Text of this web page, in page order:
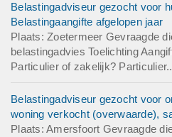
Belastingadviseur gezocht voor
Belastingaangifte afgelopen jaar
Plaats: Zoetermeer Gevraagde
belastingadvies Toelichting
Particulier of zakelijk?
Belastingadviseur gezocht voor
woning verkocht (overwaarde),
Plaats: Amersfoort Gevraagde